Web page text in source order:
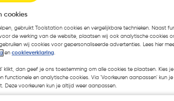
€ 3,76| Excl.
cookies
gebruikt Toolstation cookies en vergelijkbare technieken. Naast
de werking van de website, plaatsen wij ook analytische cookies
wij cookies voor gepersonaliseerde advertenties. Lees hier
en cookieverklaring.
klikt, dan geef je ons toestemming om alle cookies te plaatsen. Kies
functionele en analytische cookies. Via 'Voorkeuren aanpassen' kun je
Deze voorkeuren kun je altijd weer aanpassen.